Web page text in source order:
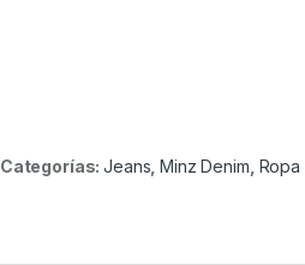
Categorías:Jeans ,Minz Denim Ropa